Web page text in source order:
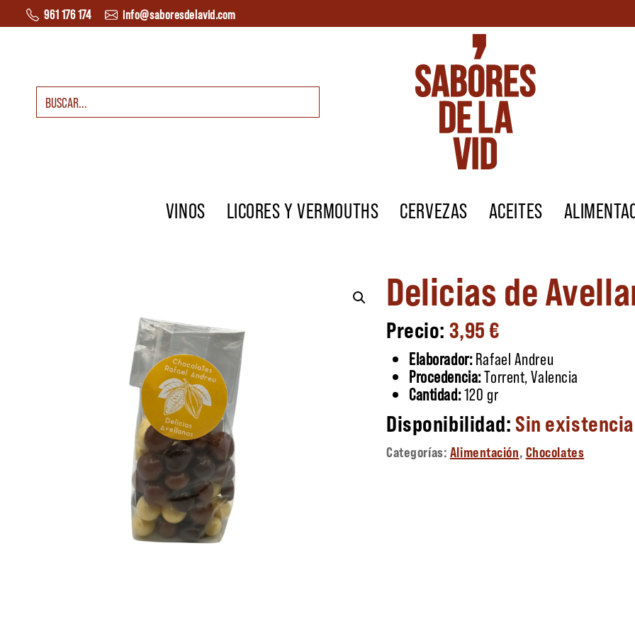
Saltar al contenido
961 176 174 info@saboresdelavid.com
Buscar:
VINOS LICORES Y VERMOUTHS CERVEZAS ACEITES
Delicias de
3,95€
Elaborador:Rafael Andreu
Procedencia:Torrent, Valencia
Cantidad:120 gr
Sin
Categorías: Alimentación, Chocolates